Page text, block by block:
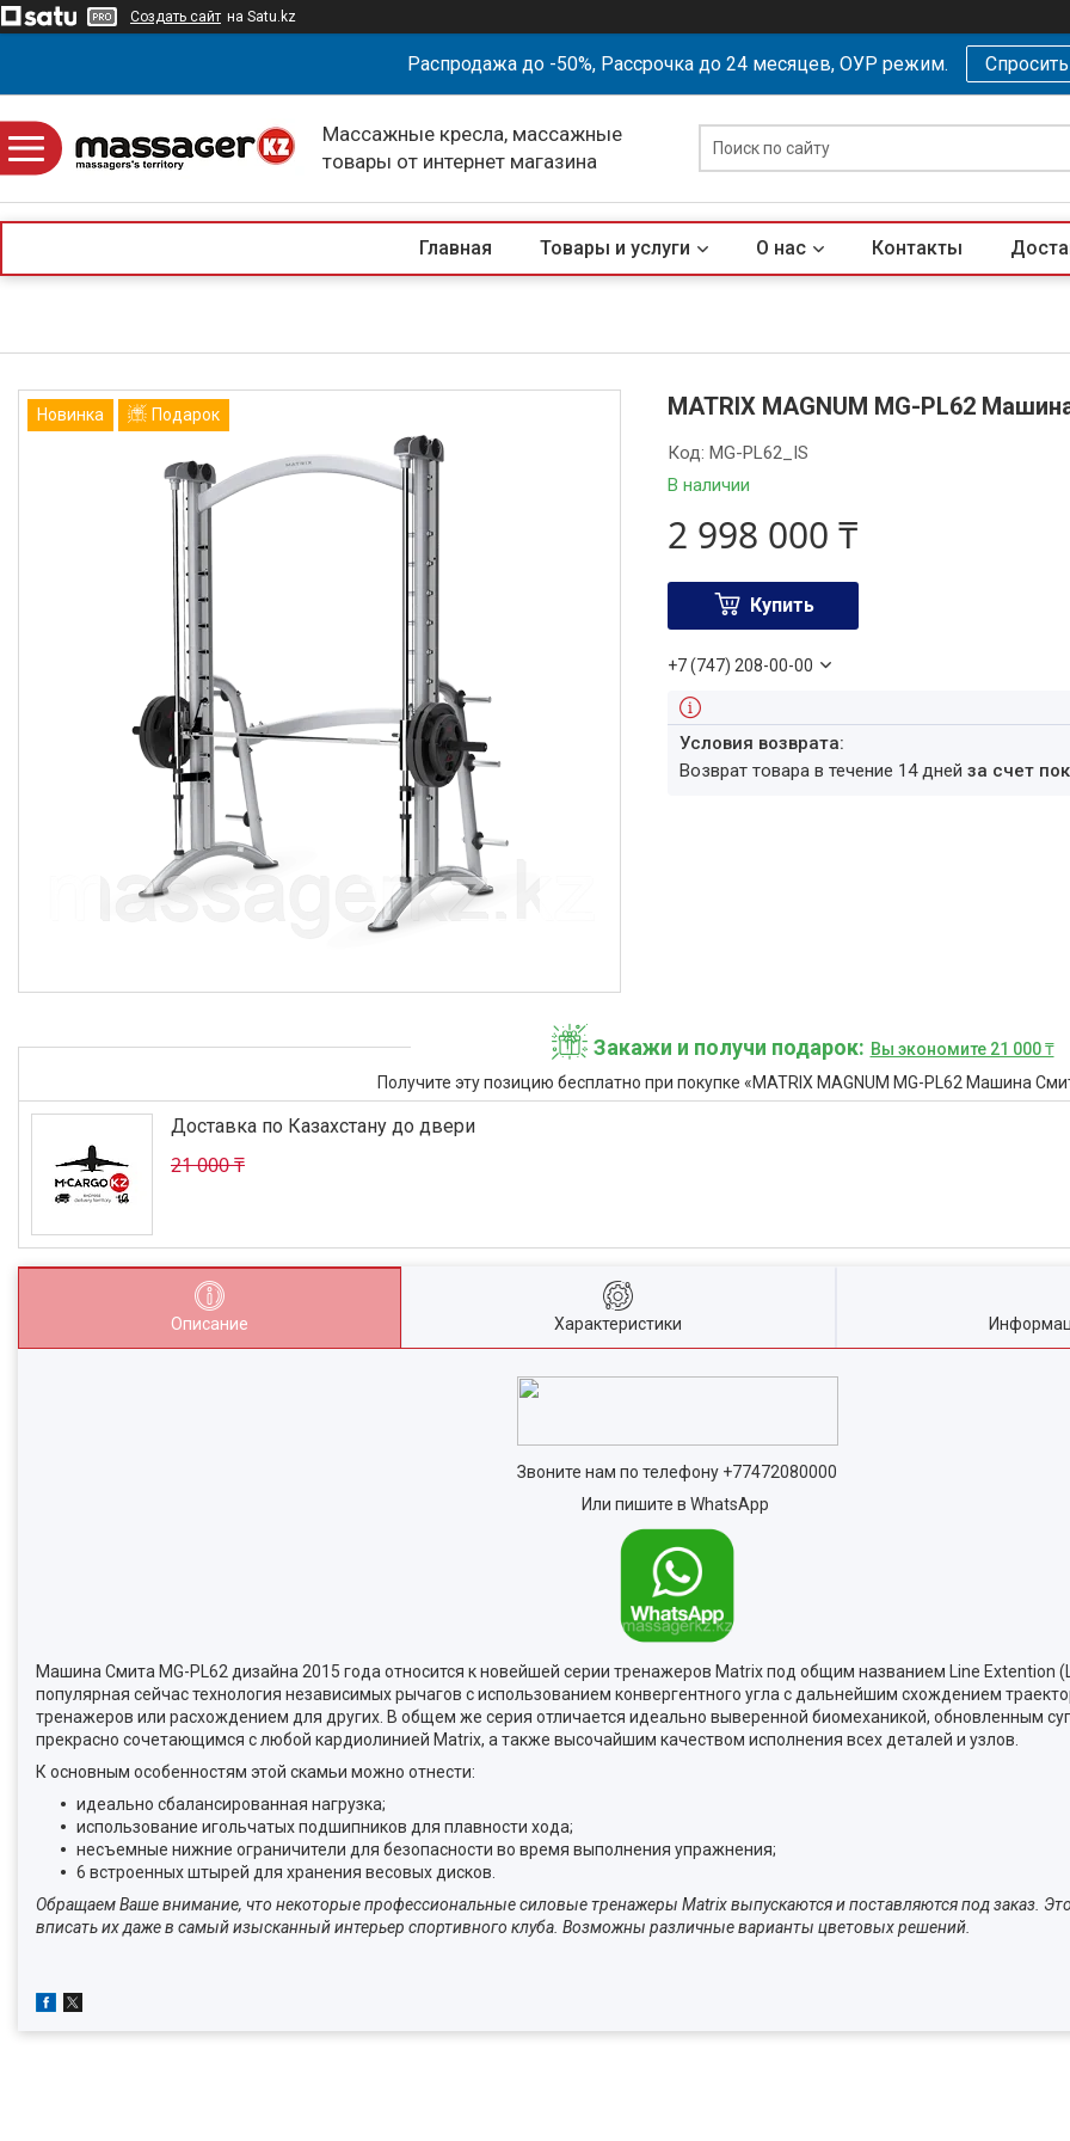
Создать сайт на Satu.kz
Распродажа до -50%, Рассрочка до 24 месяцев, ОУР режим.
Массажные кресла, массажные
товары от интернет магазина
Главная Товары и услуги О нас Контакты
Новинка Подарок MATRIX MAGNUM MG-PL62
В наличии
Код:MG-PL62_IS
2 998 000 ₸
Купить
+7 (747) 208-00-00
возврат товара в течение 14 днейза счет
Закажи и получи подарок
Вы экономите 21 000 ₸
Получите эту позицию бесплатно при покупке «MATRIX MAGNUM MG-PL62 Машина
21 000 ₸
Доставка по Казахстану до двери
Описание Характеристики
Звоните нам по телефону +77472080000
Или пишите в WhatsApp
Машина Смита MG-PL62 дизайна 2015 года относится к новейшей серии тренажеров Matrix под общим названием Line Extention
популярная сейчас технология независимых рычагов с использованием конвергентного угла с дальнейшим схождением
тренажеров или расхождением для других. В общем же серия отличается идеально выверенной биомеханикой, обновленным
прекрасно сочетающимся с любой кардиолинией Matrix, а также высочайшим качеством исполнения всех деталей и узлов.
К основным особенностям этой скамьи можно отнести:
идеально сбалансированная нагрузка;
использование игольчатых подшипников для плавности хода;
несъемные нижние ограничители для безопасности во время выполнения упражнения;
6 встроенных штырей для хранения весовых дисков.
Обращаем Ваше внимание, что некоторые профессиональные силовые тренажеры Matrix выпускаются и поставляются под заказ.
вписать их даже в самый изысканный интерьер спортивного клуба. Возможны различные варианты цветовых решений.